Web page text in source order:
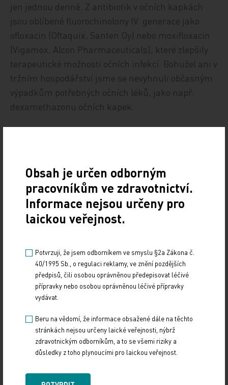
jen jednou denně. Z antibiotik v očních kapkách
jsou oblíbené fluorochinolony IV. generace jako
ofloxacin (Oftaquix, Santen Oy) nebo moxifloxacin
(Vigamox, Alcon Pharmaceuticals), které zlepšily
terapeutické možnosti očních infekcí. Bohužel ani v
tržním hospodářství jsme se nevyhnuli občasným
výpadkům potřebných očních léků, jako např.
dexamethazonu očních kapek.
kdy přístroj zobrazí jednotlivé vrstvy sítnice. Je to
tedy jakási „histologie za živa“. Pro diagnostiku a
léčbu nemocí makuly jsou naprosto
nepostradatelné, ale využívají se i v diagnostice
V chirurgii rohovky se také udála velmi významná
revoluce. Hlavním druhem transplantace rohovky
už není tzv. penetrující neboli perforující
transplantace, ale transplantace lamelární.
Zdokonaleným chirurgickým postupem je možno
transplantací nahradit jen poškozenou vrstvu
rohovky a ostatní vrstvy nechat původní.
Lamelární transplantace je bezpečnější, má
menší riziko rejekce a lepší kvalitu výsledného
Obsah je určen odborným
pracovníkům ve zdravotnictví.
Informace nejsou určeny pro
laickou veřejnost.
Potvrzuji, že jsem odborníkem ve smyslu §2a Zákona č.
40/1995 Sb., o regulaci reklamy, ve znění pozdějších
předpisů, čili osobou oprávněnou předepisovat léčivé
přípravky nebo osobou oprávněnou léčivé přípravky
vydávat.
Beru na vědomí, že informace obsažené dále na těchto
stránkách nejsou určeny laické veřejnosti, nýbrž
zdravotnickým odborníkům, a to se všemi riziky a
důsledky z toho plynoucími pro laickou veřejnost.